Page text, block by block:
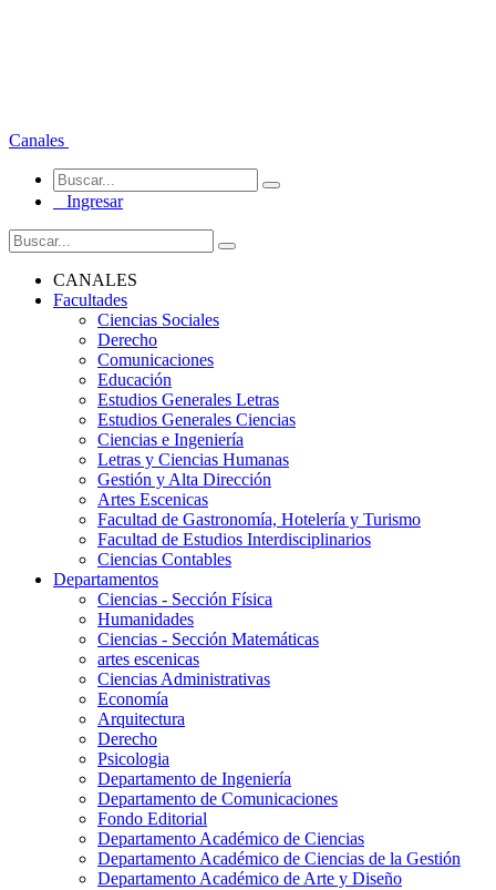
Canales
Ingresar
CANALES
Facultades
Ciencias Sociales
Derecho
Comunicaciones
Educación
Estudios Generales Letras
Estudios Generales Ciencias
Ciencias e Ingeniería
Letras y Ciencias Humanas
Gestión y Alta Dirección
Artes Escenicas
Facultad de Gastronomía, Hotelería y Turismo
Facultad de Estudios Interdisciplinarios
Ciencias Contables
Departamentos
Ciencias - Sección Física
Humanidades
Ciencias - Sección Matemáticas
artes escenicas
Ciencias Administrativas
Economía
Arquitectura
Derecho
Psicologia
Departamento de Ingeniería
Departamento de Comunicaciones
Fondo Editorial
Departamento Académico de Ciencias
Departamento Académico de Ciencias de la Gestión
Departamento Académico de Arte y Diseño